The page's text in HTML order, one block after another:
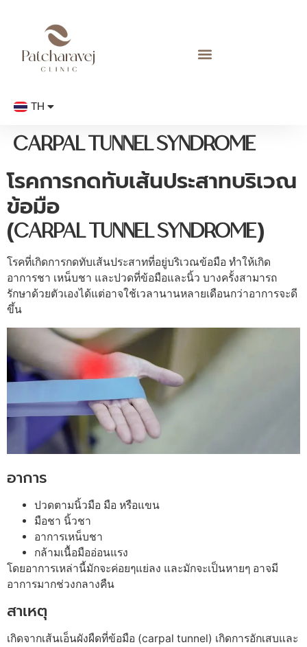
TH
EN
CARPAL TUNNEL SYNDROME
โรคการกดทับเส้นประสาทบริเวณ
ข้อมือ
(CARPAL TUNNEL SYNDROME)
โรคที่เกิดการกดทับเส้นประสาทที่อยู่บริเวณข้อมือ ทำให้เกิด
อาการชา เหน็บชา และปวดที่ข้อมือและนิ้ว บางครั้งสามารถ
รักษาด้วยตัวเองได้แต่อาจใช้เวลานานหลายเดือนกว่าอาการจะดี
ขึ้น
อาการ
ปวดตามนิ้วมือ มือ หรือแขน
มือชา นิ้วชา
อาการเหน็บชา
กล้ามเนื้อมืออ่อนแรง
โดยอาการเหล่านี้มักจะค่อยๆแย่ลง และมักจะเป็นหายๆ อาจมี
อาการมากช่วงกลางคืน
สาเหตุ
เกิดจากเส้นเอ็นผังผืดที่ข้อมือ (carpal tunnel) เกิดการอักเสบและ